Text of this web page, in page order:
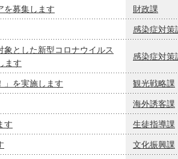
を募集します 財政課
感染症対策
とした新型コロナウイルス
ます
感染症対策
」を実施します 観光戦略課
海外誘客課
す 生徒指導課
文化振興課